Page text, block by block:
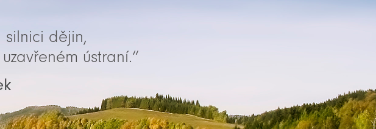
silnici dějin,
ústraní.“